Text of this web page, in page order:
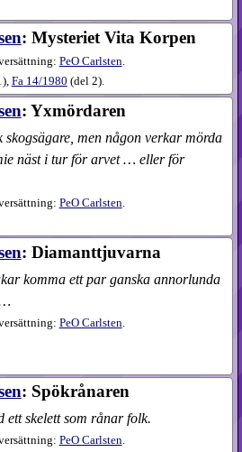
: Mysteriet Vita Korpen
PeO Carlsten.
), Fa14​/1980 (del 2).
: Yxmördaren
men någon verkar mörda
näst i tur för arvet … eller för
PeO Carlsten.
: Diamanttjuvarna
komma ett par ganska annorlunda
…
PeO Carlsten.
: Spökrånaren
ett skelett som rånar folk.
PeO Carlsten.